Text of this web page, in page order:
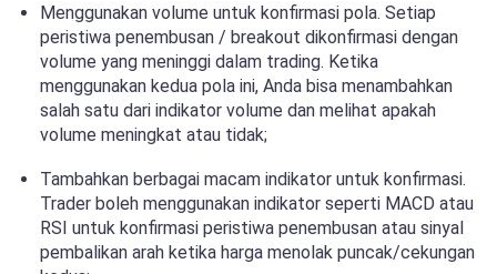
Menggunakan volume untuk konfirmasi pola. Setiap
peristiwa penembusan / breakout dikonfirmasi dengan
volume yang meninggi dalam trading. Ketika
menggunakan kedua pola ini, Anda bisa menambahkan
salah satu dari indikator volume dan melihat apakah
volume meningkat atau tidak;
Tambahkan berbagai macam indikator untuk konfirmasi.
Trader boleh menggunakan indikator seperti MACD atau
RSI untuk konfirmasi peristiwa penembusan atau sinyal
pembalikan arah ketika harga menolak puncak/cekungan